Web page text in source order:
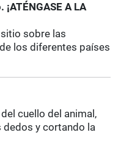
. ¡ATÉNGASE A LA
sobre las
los diferentes países
cuello del animal,
dedos y cortando la